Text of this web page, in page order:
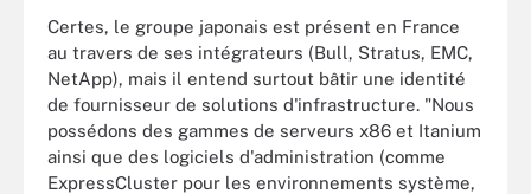
Certes, le groupe japonais est présent en France
au travers de ses intégrateurs (Bull, Stratus, EMC,
NetApp), mais il entend surtout bâtir une identité
de fournisseur de solutions d'infrastructure. "Nous
possédons des gammes de serveurs x86 et Itanium
ainsi que des logiciels d'administration (comme
ExpressCluster pour les environnements système,